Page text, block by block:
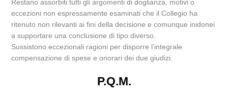
Restano assorbiti tutti gli argomenti di doglianza, motivi o
eccezioni non espressamente esaminati che il Collegio ha
ritenuto non rilevanti ai fini della decisione e comunque inidonei
a supportare una conclusione di tipo diverso.
Sussistono eccezionali ragioni per disporre l’integrale
compensazione di spese e onorari dei due giudizi.
P.Q.M.